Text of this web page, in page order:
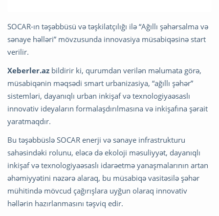
SOCAR-ın təşəbbüsü və təşkilatçılığı ilə “Ağıllı şəhərsalma və
sənaye həlləri” mövzusunda innovasiya müsabiqəsinə start
verilir.
Xeberler.az bildirir ki, qurumdan verilən məlumata görə,
müsabiqənin məqsədi smart urbanizasiya, “ağıllı şəhər”
sistemləri, dayanıqlı urban inkişaf və texnologiyaəsaslı
innovativ ideyaların formalaşdırılmasına və inkişafına şərait
yaratmaqdır.
Bu təşəbbüslə SOCAR enerji və sənaye infrastrukturu
sahəsindəki rolunu, eləcə də ekoloji məsuliyyət, dayanıqlı
inkişaf və texnologiyaəsaslı idarəetmə yanaşmalarının artan
əhəmiyyətini nəzərə alaraq, bu müsabiqə vasitəsilə şəhər
mühitində mövcud çağırışlara uyğun olaraq innovativ
həllərin hazırlanmasını təşviq edir.